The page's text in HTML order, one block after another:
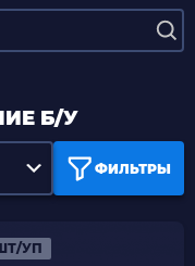
Б/У
ФИЛЬТРЫ
УП